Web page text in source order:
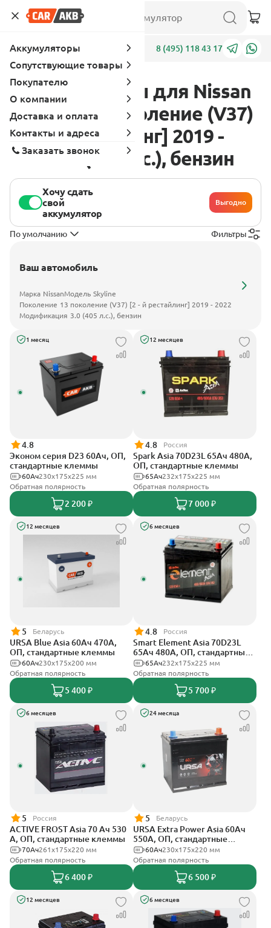
Адреса 8 (495) 118 43 17
Аккумуляторы для Nissan
Skyline 13 поколение (V37)
[2 - й рестайлинг] 2019 -
2022 3.0 (405 л.с.), бензин
Хочу сдать
свой
аккумулятор
Выгодно
По умолчанию Фильтры
Ваш автомобиль
Марка NissanМодель Skyline
Поколение 13 поколение (V37) [2 - й рестайлинг] 2019 - 2022
Модификация 3.0 (405 л.с.), бензин
1 месяц
4.8
Эконом серия D23 60Ач, ОП,
стандартные клеммы
230x175x225 мм
60Ач
Обратная полярность
2 200 ₽
12 месяцев
4.8 Россия
Spark Asia 70D23L 65Ач 480А,
ОП, стандартные клеммы
232x175x225 мм
65Ач
Обратная полярность
7 000 ₽
12 месяцев
5 Беларусь
URSA Blue Asia 60Ач 470А,
ОП, стандартные клеммы
230x175x200 мм
60Ач
Обратная полярность
5 400 ₽
6 месяцев
4.8 Россия
Smart Element Asia 70D23L
65Ач 480А, ОП, стандартные
клеммы232х175х225 мм
65Ач
Обратная полярность
5 700 ₽
6 месяцев
5 Россия
ACTIVE FROST Asia 70 Ач 530
А, ОП, стандартные клеммы
261x175x220 мм
70Ач
Обратная полярность
6 400 ₽
24 месяца
5 Беларусь
URSA Extra Power Asia 60Ач
550А, ОП, стандартные
клеммы230x175x220 мм
60Ач
Обратная полярность
6 500 ₽
12 месяцев 6 месяцев
Аккумуляторы
Сопутствующие товары
Покупателю
О компании
Доставка и оплата
Контакты и адреса
Заказать звонок